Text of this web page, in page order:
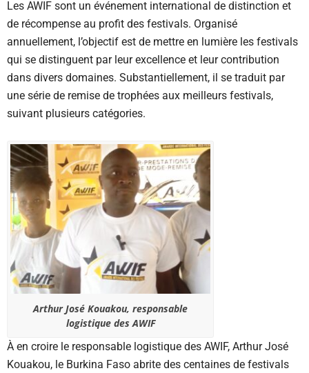
Les AWIF sont un événement international de distinction et
de récompense au profit des festivals. Organisé
annuellement, l’objectif est de mettre en lumière les festivals
qui se distinguent par leur excellence et leur contribution
dans divers domaines. Substantiellement, il se traduit par
une série de remise de trophées aux meilleurs festivals,
suivant plusieurs catégories.
Arthur José Kouakou, responsable
logistique des AWIF
À en croire le responsable logistique des AWIF, Arthur José
Kouakou, le Burkina Faso abrite des centaines de festivals